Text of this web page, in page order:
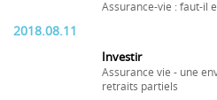
Assurance-vie : faut-il
2018.08.11
Investir
Assurance vie - une
retraits partiels